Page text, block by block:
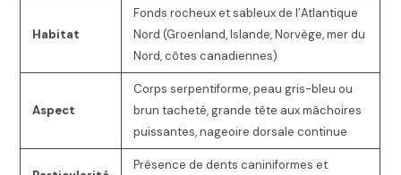
Habitat
Fonds rocheux et sableux de l’Atlantique
Nord (Groenland, Islande, Norvège, mer du
Nord, côtes canadiennes)
Aspect
Corps serpentiforme, peau gris-bleu ou
brun tacheté, grande tête aux mâchoires
puissantes, nageoire dorsale continue
Présence de dents caniniformes et